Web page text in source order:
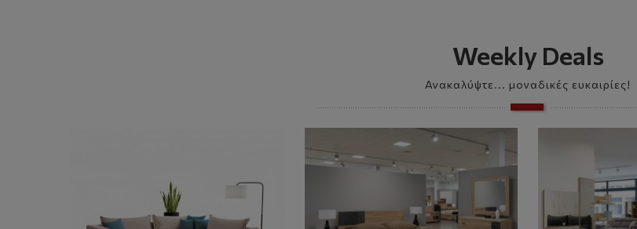
Weekly Deals
Ανακαλύψτε... μοναδικές ευκαιρίες!